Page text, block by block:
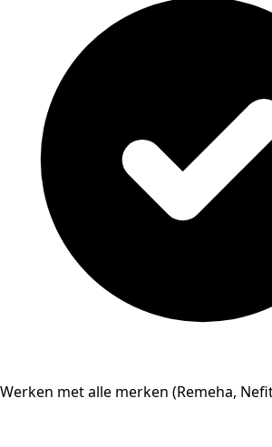
Werken met alle merken (Remeha,